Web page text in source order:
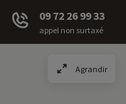
09 72 26 99 33
appel non surtaxé
Agrandir